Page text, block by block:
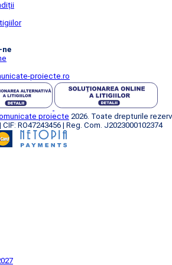
ne
proiecte.ro
proiecte 2026. Toate drepturile
CIF: RO47243456 | Reg. Com. J2023000102374